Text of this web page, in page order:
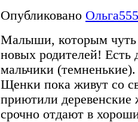
Опубликовано Ольга555
Малыши, которым чуть
новых родителей! Есть
мальчики (темненькие).
Щенки пока живут со
приютили
срочно отдают в